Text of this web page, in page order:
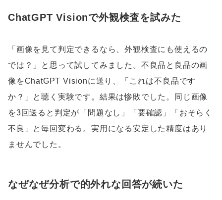
ChatGPT Visionで外観検査を試みた
「画像を見て判定できるなら、外観検査にも使えるの
では？」と思って試してみました。不良品と良品の画
像をChatGPT Visionに送り、「これは不良品です
か？」と聴く実験です。結果は惨敗でした。同じ画像
を3回送ると判定が「問題なし」「要確認」「おそらく
不良」と毎回変わる。実用になる安定した精度はあり
ませんでした。
なぜなぜ分析で的外れな回答が続いた